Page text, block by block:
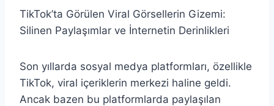
TikTok’ta Görülen Viral Görsellerin Gizemi:
Silinen Paylaşımlar ve İnternetin Derinlikleri
Son yıllarda sosyal medya platformları, özellikle
TikTok, viral içeriklerin merkezi haline geldi.
Ancak bazen bu platformlarda paylaşılan